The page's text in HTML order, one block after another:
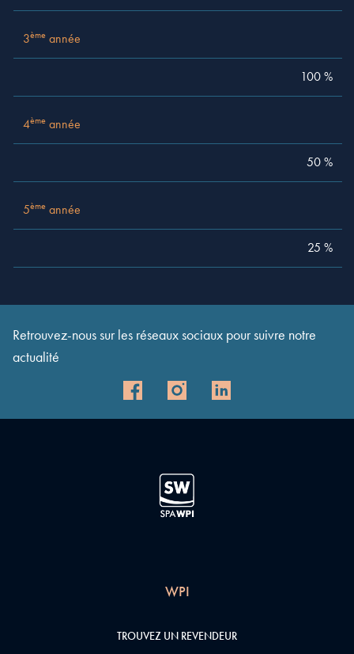
5èmeannée25 %
3ème année
100 %
4ème année
50 %
5ème année
25 %
Retrouvez-nous sur les réseaux sociaux pour suivre notre
actualité
WPI
TROUVEZ UN REVENDEUR